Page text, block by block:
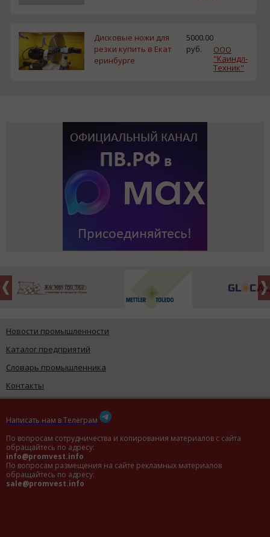
Дисковые ножи для
резки купить в Екат
еринбурге
5000.00
руб.
ООО
"Каиндл-
Техник"
Новости промышленности
Каталог предприятий
Словарь промышленника
Контакты
Написать нам в Телеграм
По вопросам сотрудничества и копирования материалов с сайта
обращайтесь по адресу:
info@promvest.info
По вопросам размещения на сайте рекламных материалов
обращайтесь по адресу:
sale@promvest.info